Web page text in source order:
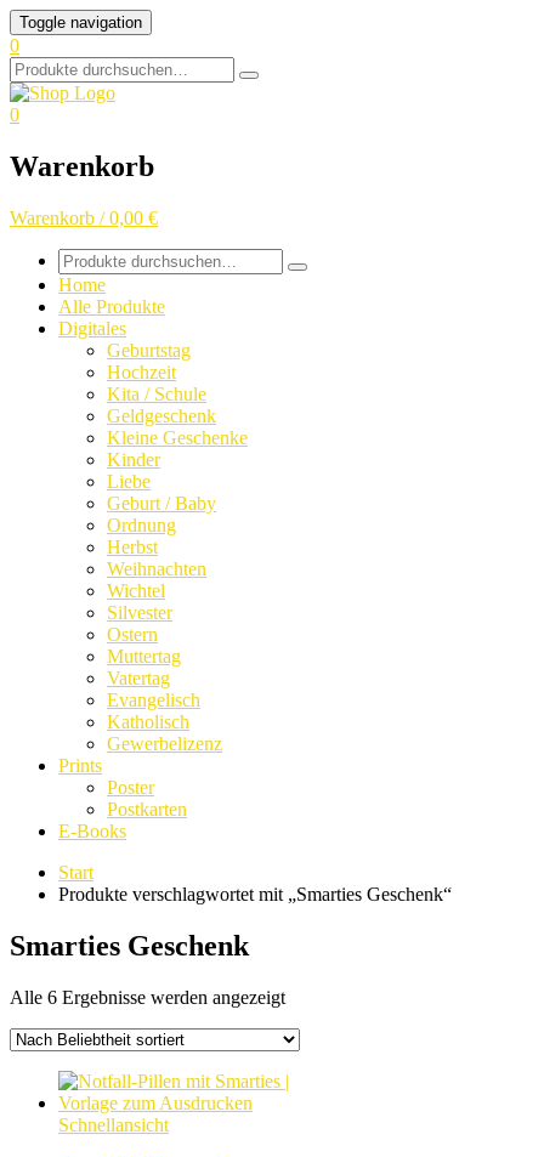
Skip
to
content
Toggle navigation
0
Search
for:
0
Warenkorb
Warenkorb / 0,00 €
Search
for:
Home
Alle Produkte
Digitales
Geburtstag
Hochzeit
Kita / Schule
Geldgeschenk
Kleine Geschenke
Kinder
Liebe
Geburt / Baby
Ordnung
Herbst
Weihnachten
Wichtel
Silvester
Ostern
Muttertag
Vatertag
Evangelisch
Katholisch
Gewerbelizenz
Prints
Poster
Postkarten
E-Books
Start
Produkte verschlagwortet mit „Smarties Geschenk“
Smarties Geschenk
Alle 6 Ergebnisse werden angezeigtNach
sortiert
Schnellansicht